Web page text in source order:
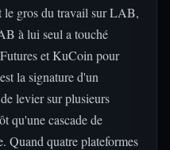
le gros du travail sur LAB,
à lui seul a touché
et KuCoin pour
la signature d'un
levier sur plusieurs
qu'une cascade de
Quand quatre plateformes